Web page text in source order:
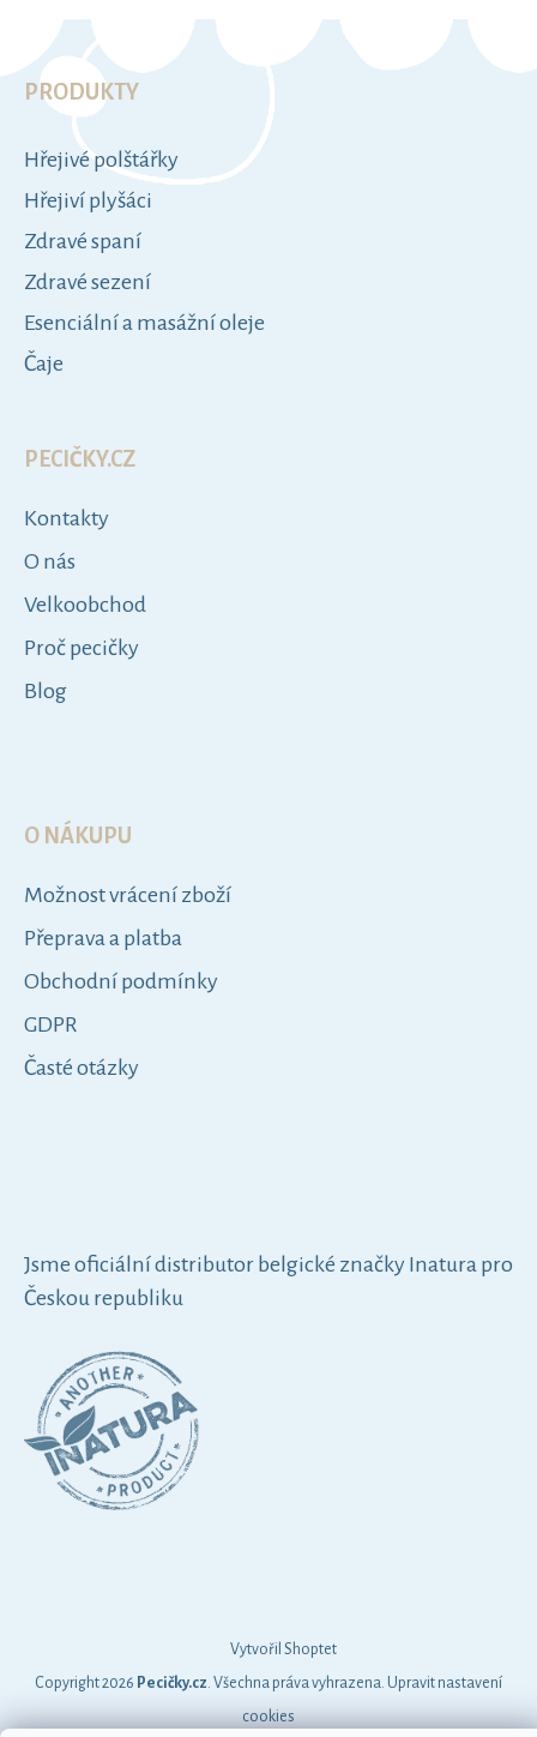
K
e
g
r
i
Hřejivé polštářky
Hřejiví plyšáci
Zdravé spaní
Zdravé sezení
Esenciální a masážní oleje
Čaje
PECIČKY.CZ
Kontakty
O nás
Velkoobchod
Proč pecičky
Blog
O NÁKUPU
Možnost vrácení zboží
Přeprava a platba
Obchodní podmínky
GDPR
Časté otázky
Jsme oficiální distributor belgické značky Inatura pro
Českou republiku
Vytvořil Shoptet
Copyright 2026 Pecičky.cz. Všechna práva vyhrazena. Upravit nastavení
cookies